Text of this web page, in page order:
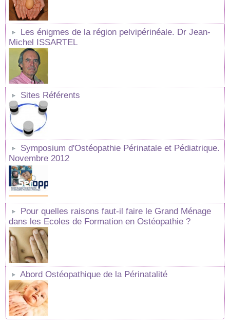
Les énigmes de la région pelvipérinéale. Dr Jean-
Michel ISSARTEL
Sites Référents
Symposium d'Ostéopathie Périnatale et Pédiatrique.
Novembre 2012
Pour quelles raisons faut-il faire le Grand Ménage
dans les Ecoles de Formation en Ostéopathie ?
Abord Ostéopathique de la Périnatalité